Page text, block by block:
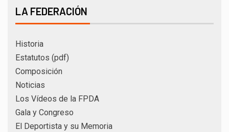
LA FEDERACIÓN
Historia
Estatutos (pdf)
Composición
Noticias
Los Vídeos de la FPDA
Gala y Congreso
El Deportista y su Memoria